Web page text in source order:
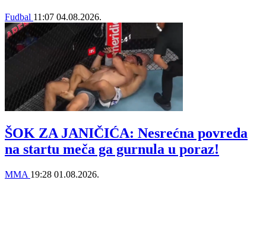
Fudbal 11:07 04.08.2026.
ŠOK ZA JANIČIĆA: Nesrećna povreda
na startu meča ga gurnula u poraz!
MMA 19:28 01.08.2026.